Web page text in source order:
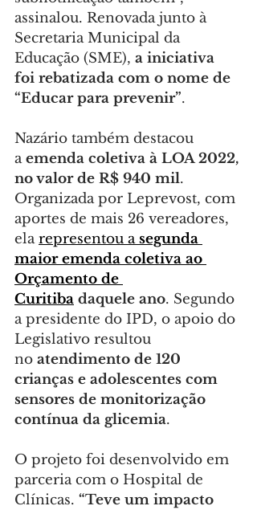
assinalou. Renovada junto à
Secretaria Municipal da
Educação (SME), a iniciativa
foi rebatizada com o nome de
“Educar para prevenir”.
Nazário também destacou
a emenda coletiva à LOA 2022,
no valor de R$ 940 mil.
Organizada por Leprevost, com
aportes de mais 26 vereadores,
ela representou a segunda
maior emenda coletiva ao
Orçamento de
Curitiba daquele ano. Segundo
a presidente do IPD, o apoio do
Legislativo resultou
no atendimento de 120
crianças e adolescentes com
sensores de monitorização
contínua da glicemia.
O projeto foi desenvolvido em
parceria com o Hospital de
Clínicas. “Teve um impacto